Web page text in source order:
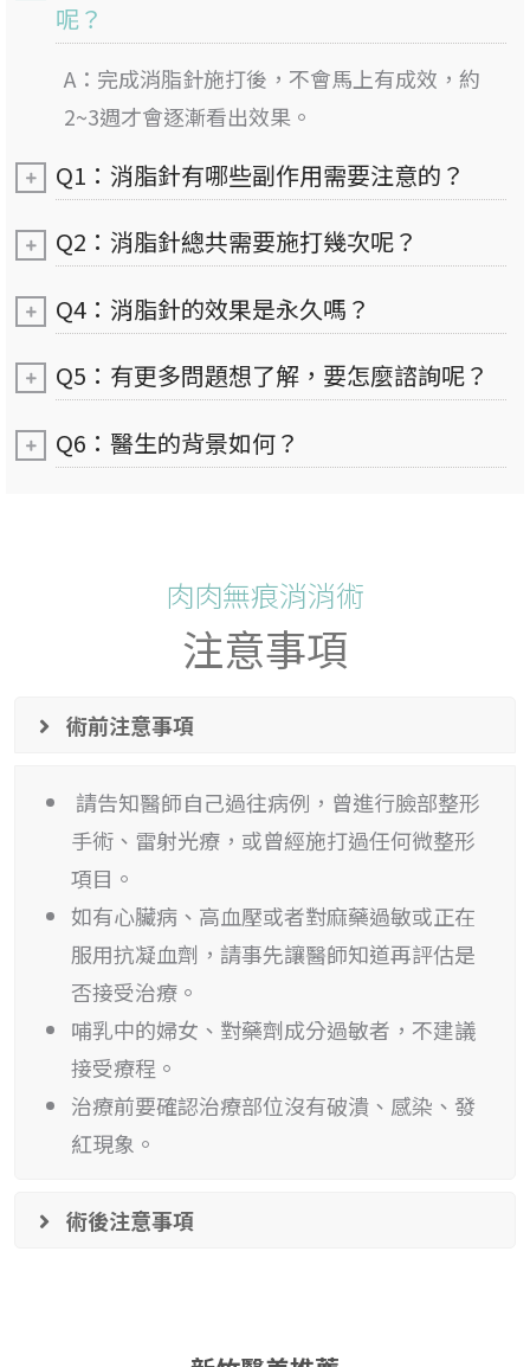
呢？
A：完成消脂針施打後，不會馬上有成效，約
2~3週才會逐漸看出效果。
Q1：消脂針有哪些副作用需要注意的？
Q2：消脂針總共需要施打幾次呢？
Q4：消脂針的效果是永久嗎？
Q5：有更多問題想了解，要怎麼諮詢呢？
Q6：醫生的背景如何？
肉肉無痕消消術
注意事項
術前注意事項
請告知醫師自己過往病例，曾進行臉部整形
手術、雷射光療，或曾經施打過任何微整形
項目。
如有心臟病、高血壓或者對麻藥過敏或正在
服用抗凝血劑，請事先讓醫師知道再評估是
否接受治療。
哺乳中的婦女、對藥劑成分過敏者，不建議
接受療程。
治療前要確認治療部位沒有破潰、感染、發
紅現象。
術後注意事項